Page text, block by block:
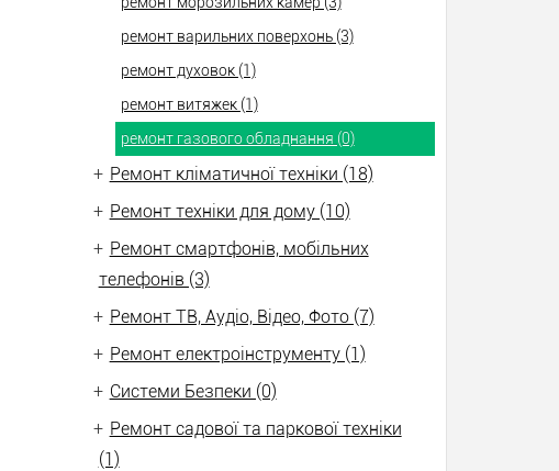
ремонт варильних поверхонь (3)
ремонт духовок (1)
ремонт витяжек (1)
ремонт газового обладнання (0)
+ Ремонт кліматичної техніки (18)
+ Ремонт техніки для дому (10)
+ Ремонт смартфонів, мобільних
телефонів (3)
+ Ремонт ТВ, Аудіо, Відео, Фото (7)
+ Ремонт електроінструменту (1)
+ Системи Безпеки (0)
+ Ремонт садової та паркової техніки
(1)